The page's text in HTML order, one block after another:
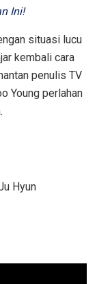
Ini!
situasi lucu
kembali cara
penulis TV
Young perlahan
Hyun